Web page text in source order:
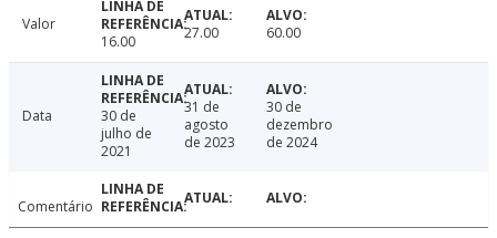
Valor
16.00
27.00 60.00
Data
30 de
julho de
2021
31 de
agosto
de 2023
30 de
dezembro
de 2024
Comentário